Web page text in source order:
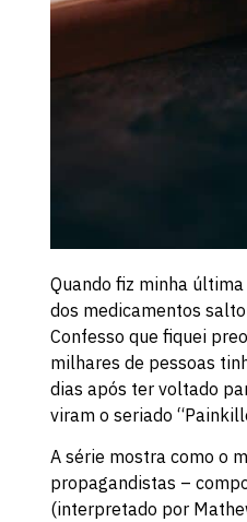
Quando fiz minha
dos medicamentos
Confesso que fiquei
milhares de pessoas
dias após ter voltado
viram o seriado
A série mostra como o
propagandistas –
(interpretado por